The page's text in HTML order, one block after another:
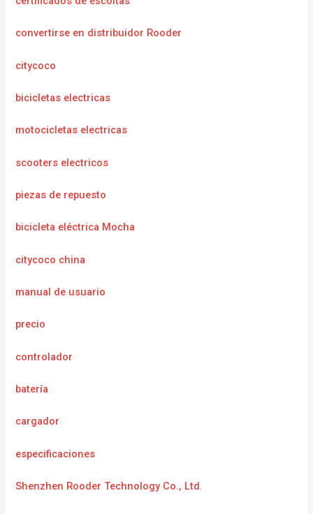
convertirse en distribuidor Rooder
citycoco
bicicletas electricas
motocicletas electricas
scooters electricos
piezas de repuesto
bicicleta eléctrica Mocha
citycoco china
manual de usuario
precio
controlador
batería
cargador
especificaciones
Shenzhen Rooder Technology Co., Ltd.